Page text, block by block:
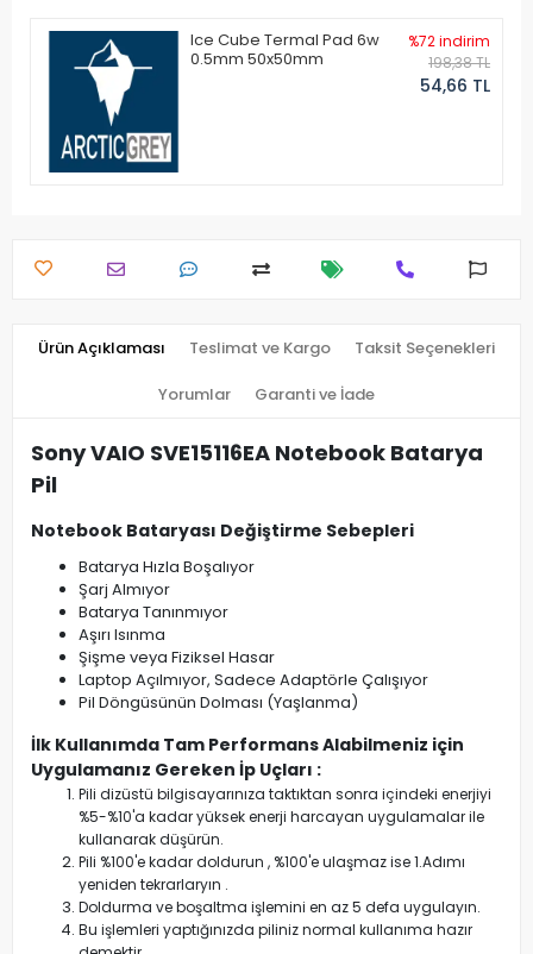
Ice Cube Termal Pad 6w
0.5mm 50x50mm
%72 indirim
198,38 TL
54,66 TL
Ürün Açıklaması Teslimat ve Kargo Taksit Seçenekleri
Yorumlar Garanti ve İade
Sony VAIO SVE15116EA Notebook Batarya
Pil
Notebook Bataryası Değiştirme Sebepleri
Batarya Hızla Boşalıyor
Şarj Almıyor
Batarya Tanınmıyor
Aşırı Isınma
Şişme veya Fiziksel Hasar
Laptop Açılmıyor, Sadece Adaptörle Çalışıyor
Pil Döngüsünün Dolması (Yaşlanma)
İlk Kullanımda Tam Performans Alabilmeniz için
Uygulamanız Gereken İp Uçları :
Pili dizüstü bilgisayarınıza taktıktan sonra içindeki enerjiyi
%5-%10'a kadar yüksek enerji harcayan uygulamalar ile
kullanarak düşürün.
Pili %100'e kadar doldurun , %100'e ulaşmaz ise 1.Adımı
yeniden tekrarlaryın .
Doldurma ve boşaltma işlemini en az 5 defa uygulayın.
Bu işlemleri yaptığınızda piliniz normal kullanıma hazır